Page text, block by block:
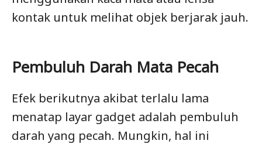
kontak untuk melihat objek berjarak jauh.
Pembuluh Darah Mata Pecah
Efek berikutnya akibat terlalu lama
menatap layar gadget adalah pembuluh
darah yang pecah. Mungkin, hal ini